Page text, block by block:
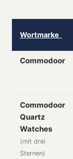
Wortmarke
Commodoor
Commodoor
Quartz
Watches
(mit drei
Sternen)